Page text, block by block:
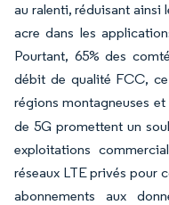
au ralenti, réduisant ainsi
acre dans les
Pourtant, 65% des
débit de qualité FCC,
régions montagneuses et
de 5G promettent un
exploitations
réseaux LTE privés pour
abonnements aux